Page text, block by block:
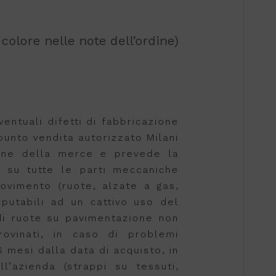
nelle note dell’ordine)
difetti di fabbricazione
vendita autorizzato Milani
della merce e prevede la
tutte le parti meccaniche
(ruote, alzate a gas,
ad un cattivo uso del
su pavimentazione non
in caso di problemi
dalla data di acquisto, in
(strappi su tessuti,